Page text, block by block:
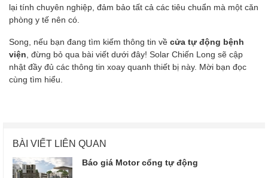
lại tính chuyên nghiệp, đảm bảo tất cả các tiêu chuẩn mà một căn
phòng y tế nên có.
Song, nếu bạn đang tìm kiếm thông tin về cửa tự động bệnh
viện , đừng bỏ qua bài viết dưới đây! Solar Chiến Long sẽ cập
nhật đầy đủ các thông tin xoay quanh thiết bị này. Mời bạn đọc
cùng tìm hiểu.
BÀI VIẾT LIÊN QUAN
Báo giá Motor cổng tự động